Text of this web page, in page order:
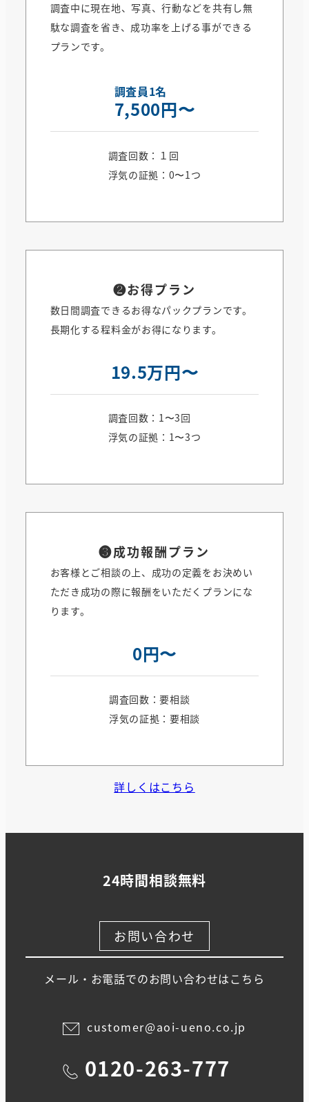
調査員1名
7,500円〜
調査中に現在地、写真、行動などを共有し無
駄な調査を省き、成功率を上げる事ができる
プランです。
調査回数：１回
浮気の証拠：0〜1つ
❷お得プラン
19.5万円〜
数日間調査できるお得なパックプランです。
長期化する程料金がお得になります。
調査回数：1〜3回
浮気の証拠：1〜3つ
❸成功報酬プラン
0円〜
お客様とご相談の上、成功の定義をお決めい
ただき成功の際に報酬をいただくプランにな
ります。
調査回数：要相談
浮気の証拠：要相談
詳しくはこちら
24時間相談無料
お問い合わせ
メール・お電話でのお問い合わせはこちら
customer@aoi-ueno.co.jp
0120-263-777